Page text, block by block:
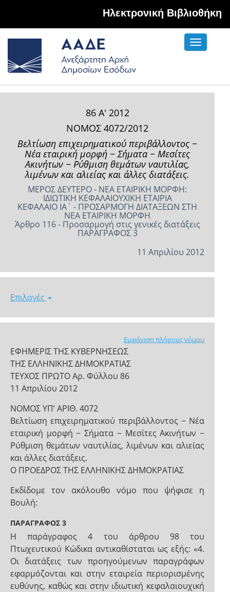
Hλεκτρονική Βιβλιοθήκη
Toggle
86 Α' 2012
ΝΟΜΟΣ 4072/2012
Βελτίωση επιχειρηματικού περιβάλλοντος −
Νέα εταιρική μορφή − Σήματα − Μεσίτες
Ακινήτων − Ρύθμιση θεμάτων ναυτιλίας,
λιμένων και αλιείας και άλλες διατάξεις.
ΜΕΡΟΣ ΔΕΥΤΕΡΟ - ΝΕΑ ΕΤΑΙΡΙΚΗ ΜΟΡΦΗ:
ΙΔΙΩΤΙΚΗ ΚΕΦΑΛΑΙΟΥΧΙΚΗ ΕΤΑΙΡΙΑ
ΚΕΦΑΛΑΙΟ ΙA΄ - ΠΡΟΣΑΡΜΟΓΗ ΔΙΑΤΑΞΕΩΝ ΣΤΗ
ΝΕΑ ΕΤΑΙΡΙΚΗ ΜΟΡΦΗ
Άρθρο 116 - Προσαρμογή στις γενικές διατάξεις
ΠΑΡΑΓΡΑΦΟΣ 3
11 Απριλίου 2012
Επιλογές
Εμφάνιση πλήρους νόμου
ΕΦΗΜΕΡΙΣ ΤΗΣ ΚΥΒΕΡΝΗΣΕΩΣ
ΤΗΣ ΕΛΛΗΝΙΚΗΣ ΔΗΜΟΚΡΑΤΙΑΣ
ΤΕΥΧΟΣ ΠΡΩΤΟ Αρ. Φύλλου 86
11 Απριλίου 2012
NOMOΣ ΥΠ’ ΑΡΙΘ. 4072
Βελτίωση επιχειρηματικού περιβάλλοντος − Νέα
εταιρική μορφή − Σήματα − Μεσίτες Ακινήτων −
Ρύθμιση θεμάτων ναυτιλίας, λιμένων και αλιείας
και άλλες διατάξεις.
Ο ΠΡΟΕΔΡΟΣ ΤΗΣ ΕΛΛΗΝΙΚΗΣ ΔΗΜΟΚΡΑΤΙΑΣ
Εκδίδομε τον ακόλουθο νόμο που ψήφισε η
Βουλή:
ΠΑΡΑΓΡΑΦΟΣ 3
Η παράγραφος 4 του άρθρου 98 του
Πτωχευτικού Κώδικα αντικαθίσταται ως εξής: «4.
Οι διατάξεις των προηγούμενων παραγράφων
εφαρμόζονται και στην εταιρεία περιορισμένης
ευθύνης, καθώς και στην ιδιωτική κεφαλαιουχική